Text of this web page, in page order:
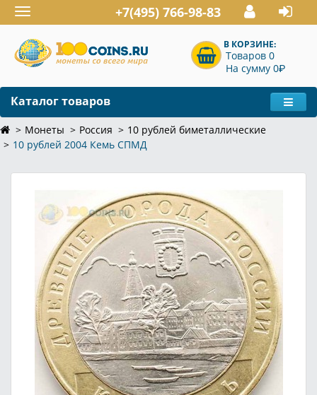
Toggle
navigation
+7(495) 766-98-83
В КОРЗИНЕ:
Товаров 0
На сумму 0P
Каталог товаров
Монеты Россия
10 рублей биметаллические
10 рублей 2004 Кемь СПМД